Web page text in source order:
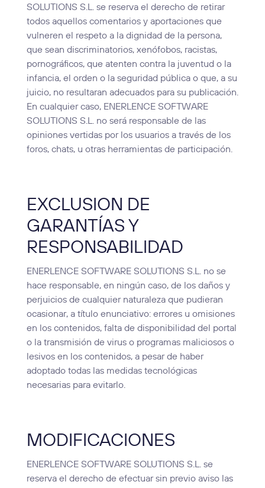
SOLUTIONS S.L. se reserva el derecho de retirar
todos aquellos comentarios y aportaciones que
vulneren el respeto a la dignidad de la persona,
que sean discriminatorios, xenófobos, racistas,
pornográficos, que atenten contra la juventud o la
infancia, el orden o la seguridad pública o que, a su
juicio, no resultaran adecuados para su publicación.
En cualquier caso, ENERLENCE SOFTWARE
SOLUTIONS S.L. no será responsable de las
opiniones vertidas por los usuarios a través de los
foros, chats, u otras herramientas de participación.
EXCLUSION DE
GARANTÍAS Y
RESPONSABILIDAD
ENERLENCE SOFTWARE SOLUTIONS S.L. no se
hace responsable, en ningún caso, de los daños y
perjuicios de cualquier naturaleza que pudieran
ocasionar, a título enunciativo: errores u omisiones
en los contenidos, falta de disponibilidad del portal
o la transmisión de virus o programas maliciosos o
lesivos en los contenidos, a pesar de haber
adoptado todas las medidas tecnológicas
necesarias para evitarlo.
MODIFICACIONES
ENERLENCE SOFTWARE SOLUTIONS S.L. se
reserva el derecho de efectuar sin previo aviso las